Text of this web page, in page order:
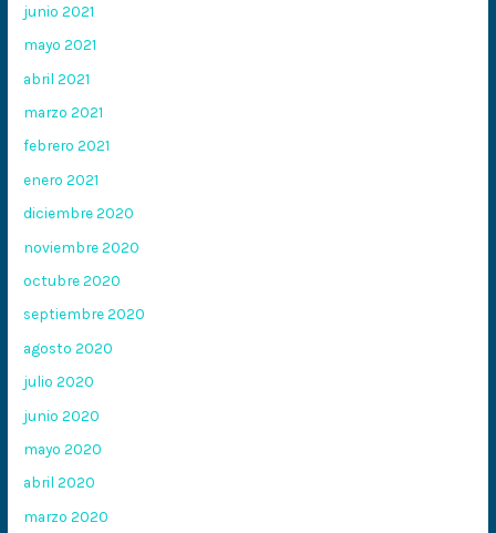
junio 2021
mayo 2021
abril 2021
marzo 2021
febrero 2021
enero 2021
diciembre 2020
noviembre 2020
octubre 2020
septiembre 2020
agosto 2020
julio 2020
junio 2020
mayo 2020
abril 2020
marzo 2020